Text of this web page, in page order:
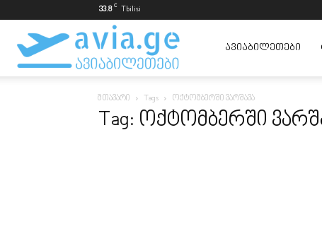
33.8 C Tbilisi
ავიაბილეთები
ყველაზე
ᲐᲕᲘᲐᲑᲘᲚᲔᲗᲔᲑᲘ
მთავარი Tags ოქტომბერში ვარშავა
Tag: ოქტომბერში